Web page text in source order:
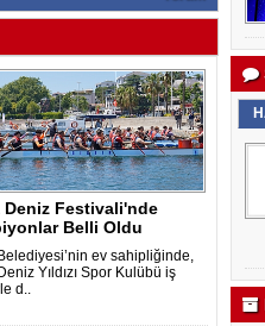
Deniz Festivali'nde
Belli Oldu
ev sahipliğinde,
Yıldızı Spor Kulübü iş
d..